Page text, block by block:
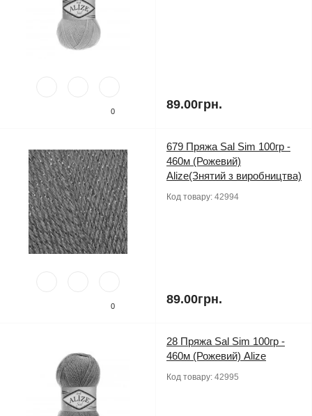
0 89.00грн.
0
679 Пряжа Sal Sim 100гр -
460м (Рожевий)
Alize(Знятий з виробництва)
Код товару: 42994
89.00грн.
28 Пряжа Sal Sim 100гр -
460м (Рожевий) Alize
Код товару: 42995